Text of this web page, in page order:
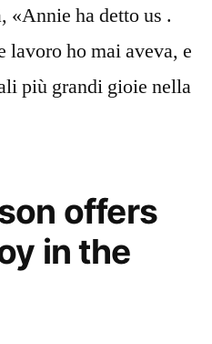
«Annie ha detto us .
ho mai aveva, e
più grandi gioie nella
offers
in the